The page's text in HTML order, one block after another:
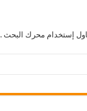
إستخدام محرك البحث .